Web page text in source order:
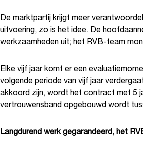
De marktpartij krijgt meer
uitvoering, zo is het idee. De
werkzaamheden uit; het RVB-team
Elke vijf jaar komt er een
volgende periode van vijf jaar
akkoord zijn, wordt het contract met 5
vertrouwensband opgebouwd wordt
Langdurend werk gegarandeerd, het